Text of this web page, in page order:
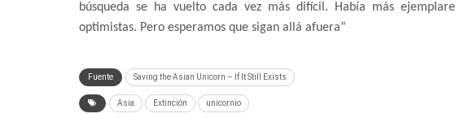
búsqueda se ha vuelto cada vez más difícil. Había más
optimistas. Pero esperamos que sigan allá afuera”
Fuente Saving the Asian Unicorn – If It Still Exists
Asia Extinción unicornio